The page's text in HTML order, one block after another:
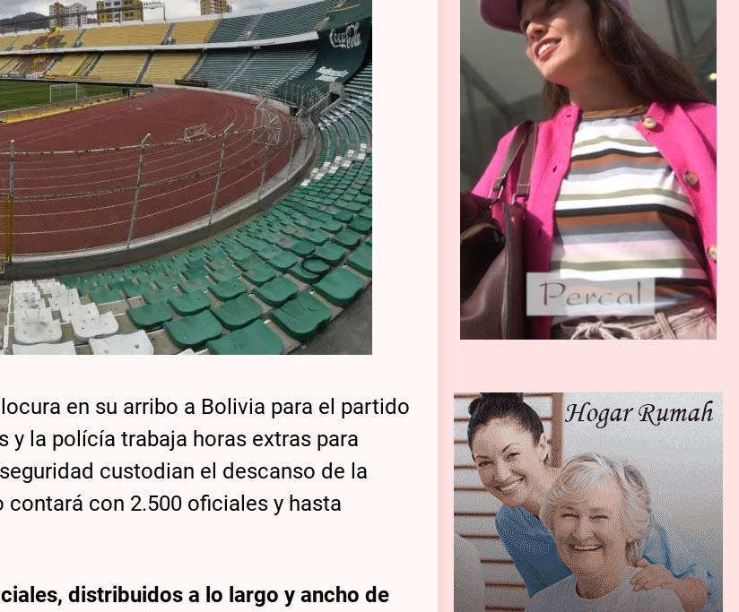
en su arribo a Bolivia para el partido
y la polícía trabaja horas extras para
custodian el descanso de la
con 2.500 oficiales y hasta
distribuidos a lo largo y ancho de